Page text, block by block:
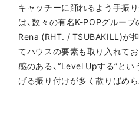
キャッチーに踊れるよう手振
は、数々の有名K-POPグルー
Rena (RHT. / TSUBAKILL)が
てハウスの要素も取り入れて
感のある、“Level Upする”とい
げる振り付けが多く散りばめら